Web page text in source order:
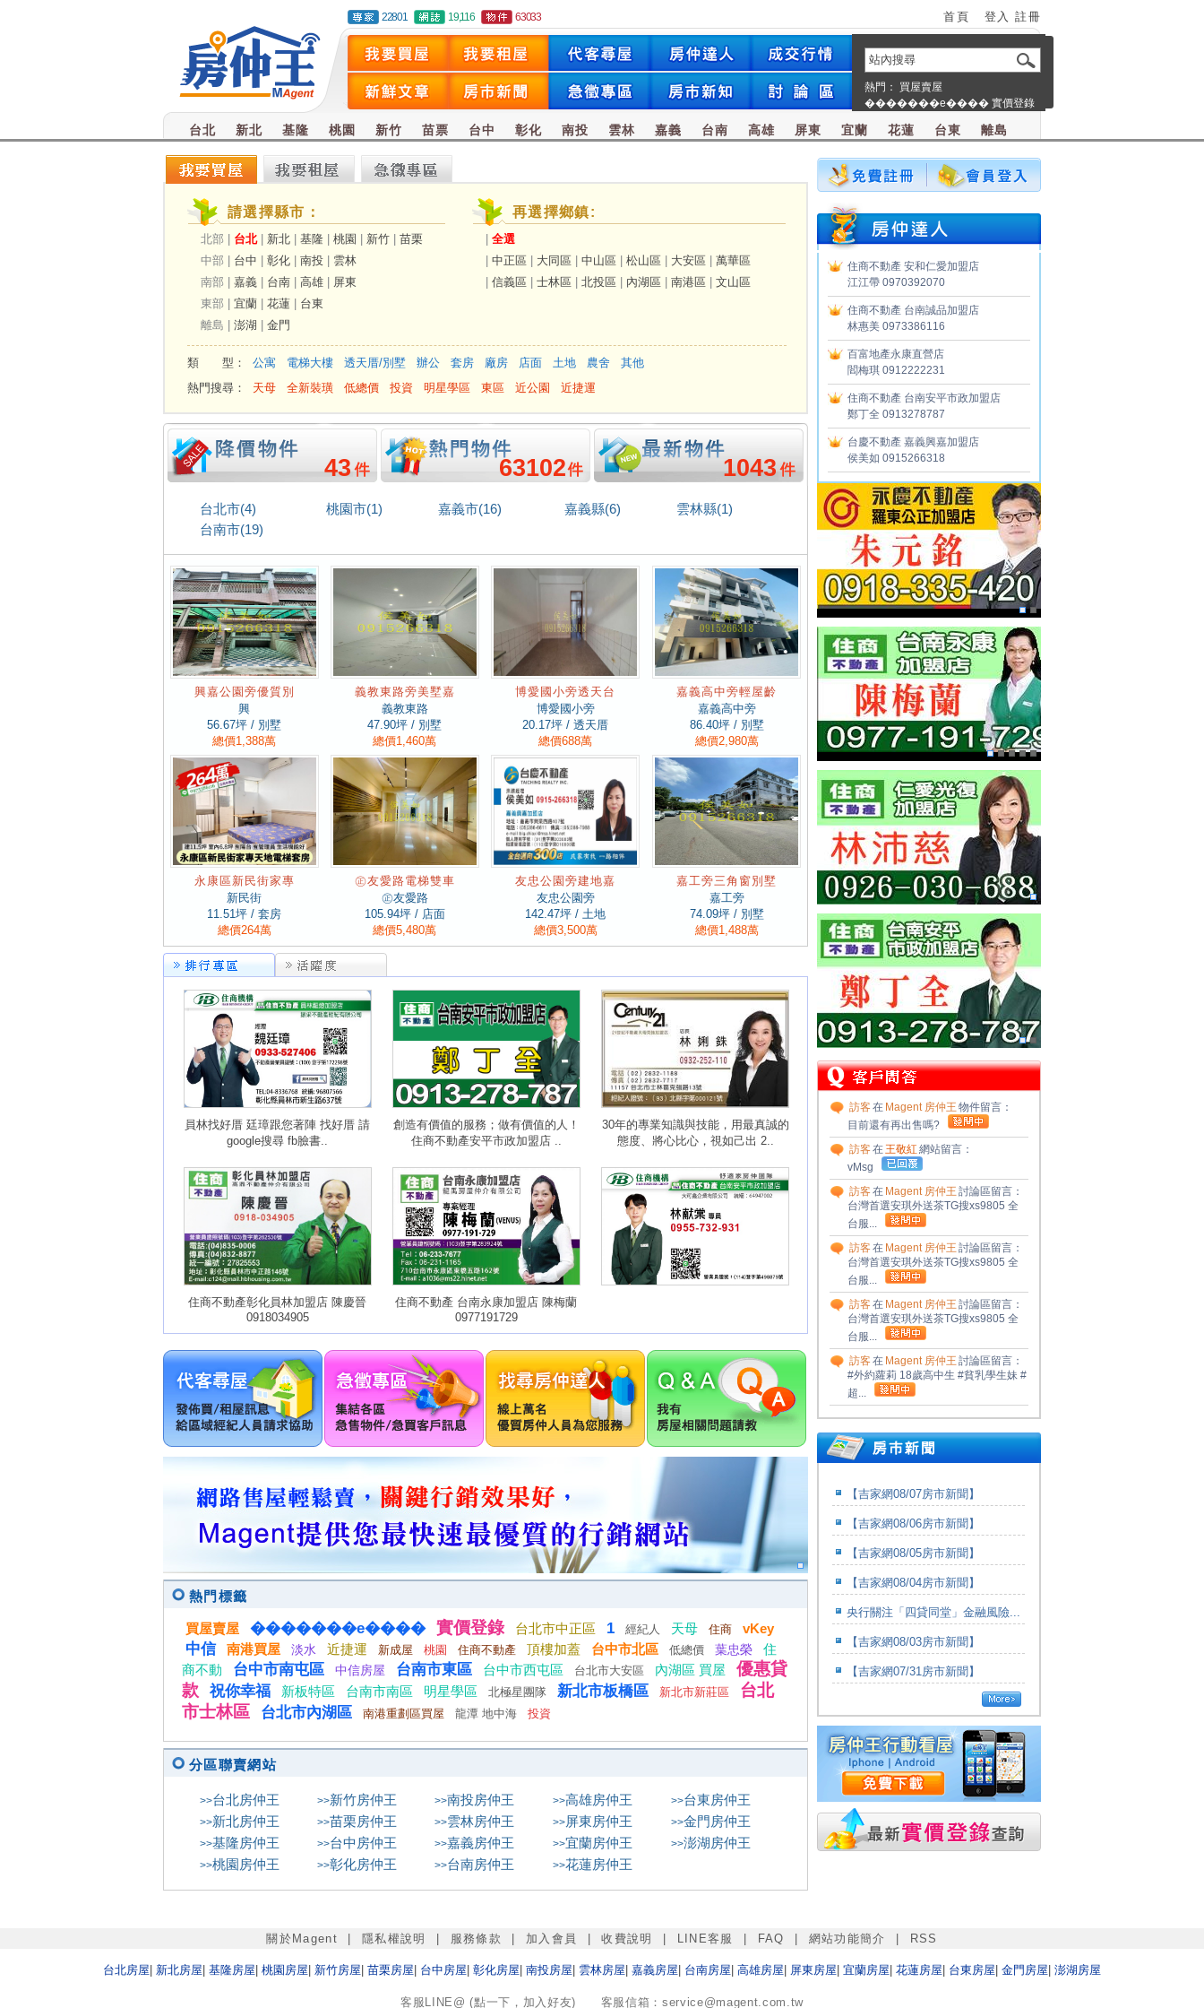
22801 19,116 63033 首頁 登入 註冊
熱門： 買屋賣屋
�������e���� 實價登錄
台北 新北 基隆 桃園 新竹 苗票 台中 彰化 南投 雲林 嘉義 台南 高雄 屏東 宜蘭 花蓮 台東 離島
請選擇縣市： 再選擇鄉鎮:
北部 | 台北 新北 基隆 桃園 新竹
苗栗
中部 |
台中 彰化 南投
雲林
南部 |
嘉義 台南 高雄
屏東
東部 |
宜蘭 花蓮
台東
離島 |
澎湖 金門
全選
中正區 大同區 中山區 松山區 大安區
萬華區
信義區 士林區 北投區 內湖區 南港區 文山區
類 型： 公寓 電梯大樓 透天厝/別墅 辦公 套房 廠房 店面 土地 農舍
其他
熱門搜尋：
天母 全新裝璜 低總價 投資 明星學區 東區 近公園 近捷運
43 63102 1043
台北市(4) 桃園市(1) 嘉義市(16) 嘉義縣(6)
雲林縣(1)
台南市(19)
興嘉公園旁優質別
興
56.67坪 / 別墅
總價1,388萬
義教東路旁美墅嘉
義教東路
47.90坪 / 別墅
總價1,460萬
博愛國小旁透天台
博愛國小旁
20.17坪 / 透天厝
總價688萬
嘉義高中旁輕屋齡
嘉義高中旁
86.40坪 / 別墅
總價2,980萬
永康區新民街家專
新民街
11.51坪 / 套房
總價264萬
㊣友愛路電梯雙車
㊣友愛路
105.94坪 / 店面
總價5,480萬
友忠公園旁建地嘉
友忠公園旁
142.47坪 / 土地
總價3,500萬
嘉工旁三角窗別墅
嘉工旁
74.09坪 / 別墅
總價1,488萬
員林找好厝 廷璋跟您著陣 找好厝 請
google搜尋 fb臉書..
創造有價值的服務；做有價值的人！
住商不動產安平市政加盟店 ..
30年的專業知識與技能，用最真誠的
態度、將心比心，視如己出 2..
住商不動產彰化員林加盟店 陳慶晉
0918034905
住商不動產 台南永康加盟店 陳梅蘭
0977191729
熱門標籤
買屋賣屋 �������e���� 實價登錄 台北市中正區 1 經紀人 天母 住商 vKey
中信 南港買屋 淡水 近捷運 新成屋 桃園 住商不動產 頂樓加蓋 台中市北區 低總價 葉忠榮
住
商不動
台中市南屯區 中信房屋 台南市東區 台中市西屯區 台北市大安區 內湖區 買屋
優惠貸
款 祝你幸福 新板特區 台南市南區 明星學區 北極星團隊 新北市板橋區 新北市新莊區
台北
市士林區
台北市內湖區 南港重劃區買屋 龍潭 地中海 投資
分區聯賣網站
>>台北房仲王 >>新竹房仲王 >>南投房仲王 >>高雄房仲王 >>台東房仲王
>>新北房仲王 >>苗栗房仲王 >>雲林房仲王 >>屏東房仲王 >>金門 房仲王
>>基隆房仲王 >>台中 房仲王 >>嘉義房仲王 >>宜蘭房仲王 >>澎湖 房仲王
>>桃園 房仲王 >>彰化房仲王 >>台南房仲王 >>花蓮房仲王
住商不動產 安和仁愛加盟店
江江帶 0970392070
住商不動產 台南誠品加盟店
林惠美 0973386116
百富地產永康直營店
閻梅琪 0912222231
住商不動產 台南安平市政加盟店
鄭丁全 0913278787
台慶不動產 嘉義興嘉加盟店
侯美如 0915266318
住商不動產 彰化員林加盟店
陳慶晉 0918034905
永慶不動產 羅東公正加盟店
朱元銘 0918-335420
住商不動產 仁愛光復加盟店
林沛慈 0926030688
百富地產永康直營店
林明達 0927893399
大家房屋
台北和平加盟店
陳宗琦 0928611488
自由品牌 台灣房屋嘉義中山特許加盟店
高秀如 0929058016
21世紀不動產 天母克強加盟店
住商不動產 員林龍燈加盟店
魏廷璋 0933527406
住商不動產 台南安平市政加盟店
林献棠 0955732931
住商不動產
北屯四平加盟店
彭孝真 0966388147
訪客在 Magent 房仲王 物件留言：
目前還有再出售嗎?
訪客在王敬紅 網站留言：
vMsg
訪客在 Magent 房仲王 討論區留言：
台灣首選安琪外送茶TG搜xs9805 全
台服...
訪客在 Magent 房仲王 討論區留言：
台灣首選安琪外送茶TG搜xs9805 全
台服...
訪客在 Magent 房仲王 討論區留言：
台灣首選安琪外送茶TG搜xs9805 全
台服...
訪客在 Magent 房仲王 討論區留言：
#外約蘿莉 18歲高中生 #貧乳學生妹 #
超...
【吉家網08/07房市新聞】
【吉家網08/06房市新聞】
【吉家網08/05房市新聞】
【吉家網08/04房市新聞】
央行關注「四貸同堂」金融風險...
【吉家網08/03房市新聞】
【吉家網07/31房市新聞】
關於Magent 隱私權說明 服務條款 加入會員 收費說明 LINE客服 FAQ 網站功能簡介 RSS
台北房屋 新北房屋 基隆房屋 桃園 房屋 新竹房屋 苗栗房屋 台中房屋 彰化房屋 南投房屋 雲林房屋 嘉義房屋 台南房屋 高雄房屋 屏東房屋 宜蘭房屋 花蓮房屋 台東房屋 金門 房屋 澎湖房屋
客服LINE@ (點一下，加入好友) 客服信箱： service@magent.com.tw